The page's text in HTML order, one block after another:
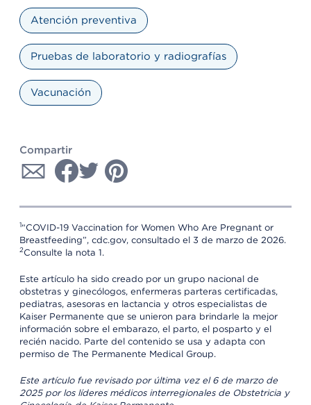
Atención preventiva
Pruebas de laboratorio y radiografías
Vacunación
Compartir
1“COVID-19 Vaccination for Women Who Are Pregnant or
Breastfeeding”, cdc.gov, consultado el 3 de marzo de 2026.
2Consulte la nota 1.
Este artículo ha sido creado por un grupo nacional de
obstetras y ginecólogos, enfermeras parteras certificadas,
pediatras, asesoras en lactancia y otros especialistas de
Kaiser Permanente que se unieron para brindarle la mejor
información sobre el embarazo, el parto, el posparto y el
recién nacido. Parte del contenido se usa y adapta con
permiso de The Permanente Medical Group.
Este artículo fue revisado por última vez el 6 de marzo de
2025 por los líderes médicos interregionales de Obstetricia y